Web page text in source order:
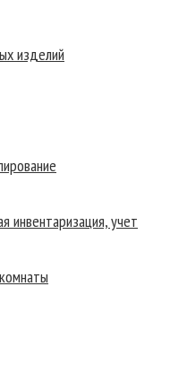
изделий
инвентаризация, учет